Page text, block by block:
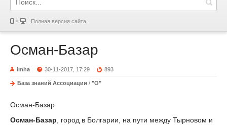
Полная версия сайта
Осман-Базар
imha 30-11-2017, 17:29 893
База знаний Ассоциации / "О"
Осман-Базар
Осман-Базар , город в Болгарии, на пути между Тырновом и